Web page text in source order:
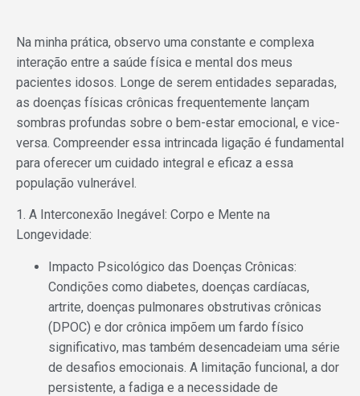
Na minha prática, observo uma constante e complexa
interação entre a saúde física e mental dos meus
pacientes idosos. Longe de serem entidades separadas,
as doenças físicas crônicas frequentemente lançam
sombras profundas sobre o bem-estar emocional, e vice-
versa. Compreender essa intrincada ligação é fundamental
para oferecer um cuidado integral e eficaz a essa
população vulnerável.
1. A Interconexão Inegável: Corpo e Mente na
Longevidade:
Impacto Psicológico das Doenças Crônicas:
Condições como diabetes, doenças cardíacas,
artrite, doenças pulmonares obstrutivas crônicas
(DPOC) e dor crônica impõem um fardo físico
significativo, mas também desencadeiam uma série
de desafios emocionais. A limitação funcional, a dor
persistente, a fadiga e a necessidade de